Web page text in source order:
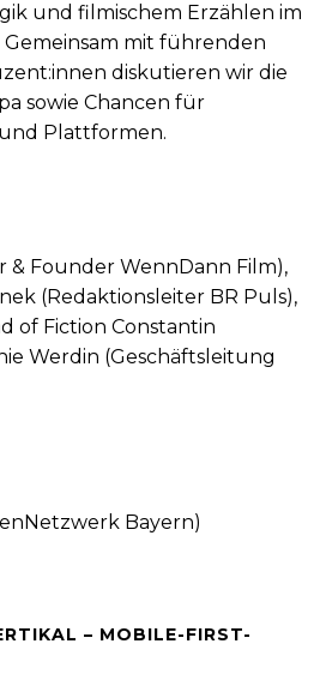
und filmischem Erzählen im
mit führenden
diskutieren wir die
sowie Chancen für
Plattformen.
& Founder WennDann Film),
(Redaktionsleiter BR Puls),
of Fiction Constantin
Werdin (Geschäftsleitung
Bayern)
– MOBILE-FIRST-